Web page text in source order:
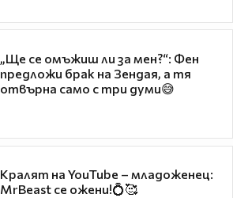
„Ще се омъжиш ли за мен?“: Фен
предложи брак на Зендая, а тя
отвърна само с три думи😅
Кралят на YouTube – младоженец:
MrBeast се ожени!💍🥰